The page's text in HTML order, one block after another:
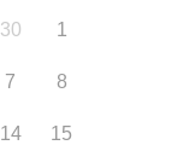
30 1
7 8
14 15